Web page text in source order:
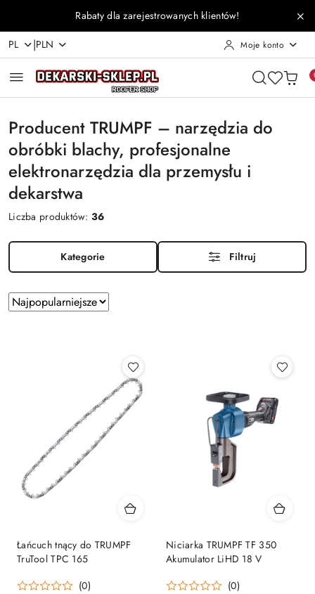
Przejdź do treści głównej
Przejdź do wyszukiwarki
Przejdź do moje konto
Przejdź do menu głównego
Przejdź do stopkiRabaty dla zarejestrowanych klientów!
PL |PLN Moje konto
Producent TRUMPF – narzędzia do
obróbki blachy, profesjonalne
elektronarzędzia dla przemysłu i
dekarstwa
Liczba produktów:36
Kategorie Filtruj
Zastosowano
sortowanie:
Sortuj
według
Łańcuch tnący do TRUMPF
TruTool TPC 165
(0)
Niciarka TRUMPF TF 350
Akumulator LiHD 18 V
(0)